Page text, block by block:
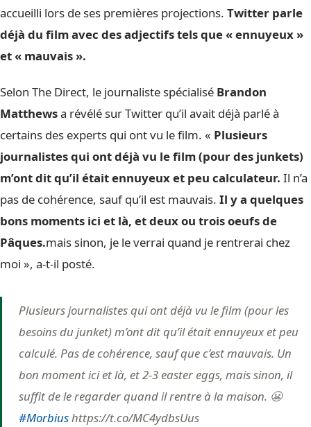
accueilli lors de ses premières projections. Twitter parle
déjà du film avec des adjectifs tels que « ennuyeux »
et « mauvais ».
Selon The Direct, le journaliste spécialisé Brandon
Matthewsa révélé sur Twitter qu’il avait déjà parlé à
certains des experts qui ont vu le film. « Plusieurs
journalistes qui ont déjà vu le film (pour des junkets)
m’ont dit qu’il était ennuyeux et peu calculateur. Il n’a
pas de cohérence, sauf qu’il est mauvais. Il y a quelques
bons moments ici et là, et deux ou trois oeufs de
Pâques.mais sinon, je le verrai quand je rentrerai chez
moi », a-t-il posté.
Plusieurs journalistes qui ont déjà vu le film (pour les
besoins du junket) m’ont dit qu’il était ennuyeux et peu
calculé. Pas de cohérence, sauf que c’est mauvais. Un
bon moment ici et là, et 2-3 easter eggs, mais sinon, il
suffit de le regarder quand il rentre à la maison. 😬
#Morbiushttps://t.co/MC4ydbsUus